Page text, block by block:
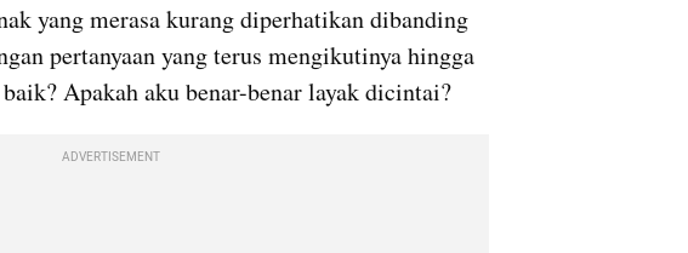
yang merasa kurang diperhatikan dibanding
pertanyaan yang terus mengikutinya hingga
Apakah aku benar-benar layak dicintai?
ADVERTISEMENT